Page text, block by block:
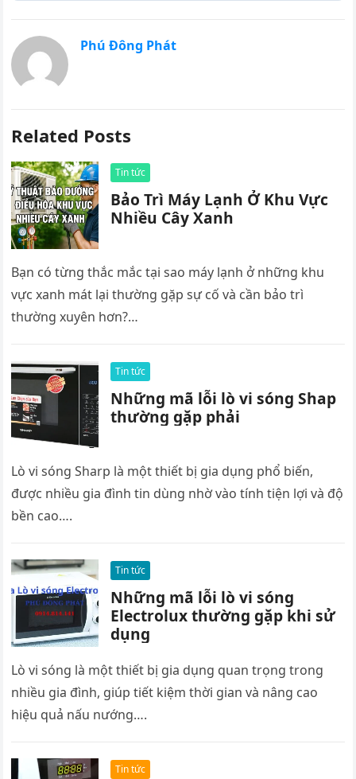
Phú Đông Phát
Related Posts
Tin tức
Bảo Trì Máy Lạnh Ở Khu Vực
Nhiều Cây Xanh
Bạn có từng thắc mắc tại sao máy lạnh ở những khu
vực xanh mát lại thường gặp sự cố và cần bảo trì
thường xuyên hơn?…
Tin tức
Những mã lỗi lò vi sóng Shap
thường gặp phải
Lò vi sóng Sharp là một thiết bị gia dụng phổ biến,
được nhiều gia đình tin dùng nhờ vào tính tiện lợi và độ
bền cao….
Tin tức
Những mã lỗi lò vi sóng
Electrolux thường gặp khi sử
dụng
Lò vi sóng là một thiết bị gia dụng quan trọng trong
nhiều gia đình, giúp tiết kiệm thời gian và nâng cao
hiệu quả nấu nướng….
Tin tức